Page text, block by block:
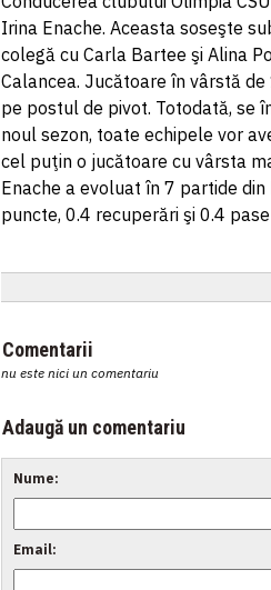
Irina Enache. Aceasta soseşte
colegă cu Carla Bartee şi Alina
Calancea. Jucătoare în vârstă
pe postul de pivot. Totodată, se
noul sezon, toate echipele vor
cel puţin o jucătoare cu vârsta
Enache a evoluat în 7 partide
puncte, 0.4 recuperări şi 0.4
Comentarii
nu este nici un comentariu
Adaugă un comentariu
Nume:
Email: